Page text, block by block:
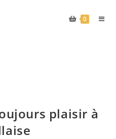
0
plaisir à